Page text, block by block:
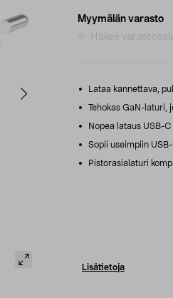
Myymälän varasto
Hakee
Lataa kannettava,
Tehokas GaN-laturi,
Nopea lataus USB-
Sopii useimpiin
Pistorasialaturi
Lisätietoja